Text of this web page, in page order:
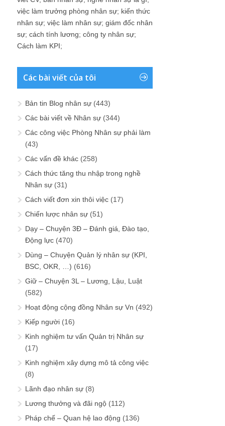
việc làm trưởng phòng nhân sự; kiến thức
nhân sự; việc làm nhân sự; giám đốc nhân
sự; cách tính lương; công ty nhân sự;
Cách làm KPI;
Các bài viết của tôi
Bản tin Blog nhân sự (443)
Các bài viết về Nhân sự (344)
Các công việc Phòng Nhân sự phải làm
(43)
Các vấn đề khác (258)
Cách thức tăng thu nhập trong nghề
Nhân sự (31)
Cách viết đơn xin thôi việc (17)
Chiến lược nhân sự (51)
Dạy – Chuyện 3Đ – Đánh giá, Đào tạo,
Động lực (470)
Dùng – Chuyện Quản lý nhân sự (KPI,
BSC, OKR, …) (616)
Giữ – Chuyện 3L – Lương, Lậu, Luật
(582)
Hoạt động cộng đồng Nhân sự Vn (492)
Kiếp người (16)
Kinh nghiệm tư vấn Quản trị Nhân sự
(17)
Kinh nghiệm xây dựng mô tả công việc
(8)
Lãnh đạo nhân sự (8)
Lương thưởng và đãi ngộ (112)
Pháp chế – Quan hệ lao động (136)